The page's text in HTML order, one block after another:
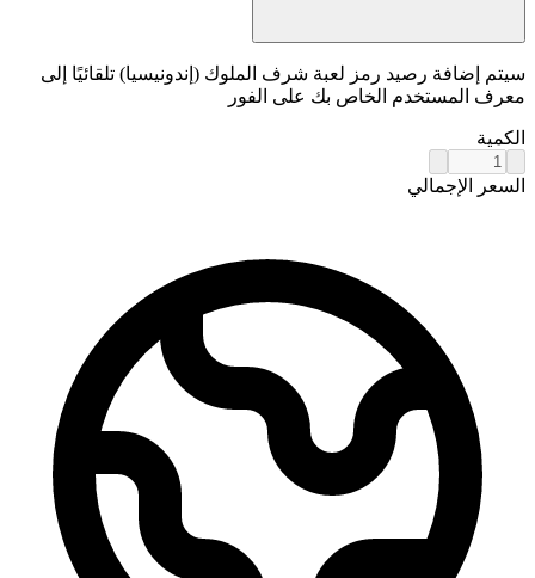
سيتم إضافة رصيد رمز لعبة شرف الملوك (إندونيسيا) تلقائيًا إلى
معرف المستخدم الخاص بك على الفور
الكمية
السعر الإجمالي